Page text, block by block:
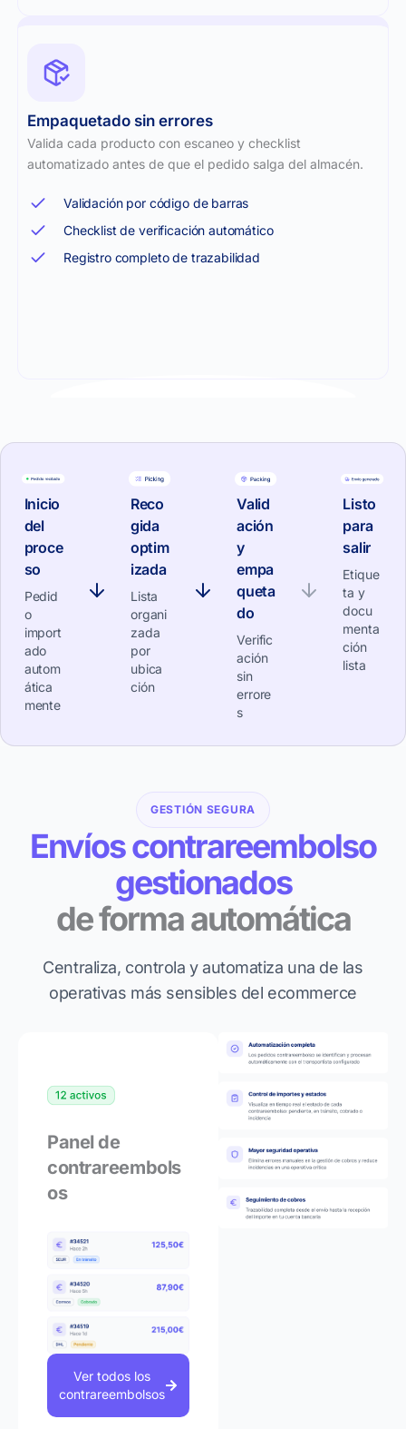
Empaquetado sin errores​
Valida cada producto con escaneo y checklist
automatizado antes de que el pedido salga del almacén.
Validación por código de barras
Checklist de verificación automático
Registro completo de trazabilidad
Inicio
del
proce
so
Pedid
o
import
ado
autom
ática
mente
Reco
gida
optim
izada
Lista
organi
zada
por
ubica
ción
Valid
ación
y
empa
queta
do
Verific
ación
sin
errore
s
Listo
para
salir
Etique
ta y
docu
menta
ción
lista
GESTIÓN SEGURA
Envíos contrareembolso
gestionados
de forma automática
Centraliza, controla y automatiza una de las
operativas más sensibles del ecommerce
Panel de
contrareembols
os
Ver todos los
contrareembolsos